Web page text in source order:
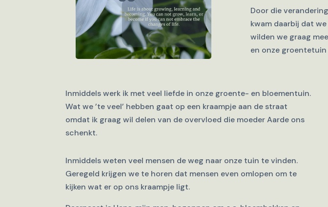
Door die
kwam daarbij dat
wilden we graag
en onze
Inmiddels werk ik met veel liefde in onze groente- en bloementuin.
Wat we ’te veel’ hebben gaat op een kraampje aan de straat
omdat ik graag wil delen van de overvloed die moeder Aarde ons
schenkt.
Inmiddels weten veel mensen de weg naar onze tuin te vinden.
Geregeld krijgen we te horen dat mensen even omlopen om te
kijken wat er op ons kraampje ligt.